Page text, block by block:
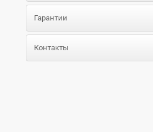
Гарантии
Контакты